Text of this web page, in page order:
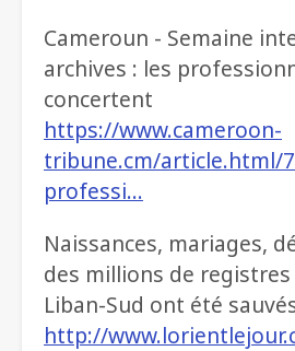
Cameroun - Semaine
archives : les
concertent
https://www.cameroon-
tribune.cm/article.html/
professi…
Naissances, mariages,
des millions de
Liban-Sud ont été
http://